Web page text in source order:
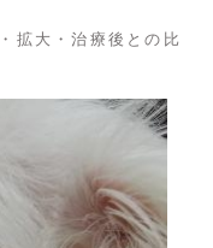
拡大・治療後との比